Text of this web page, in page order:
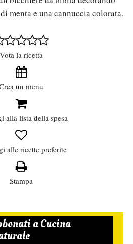
menta e una cannuccia colorata.
Vota la ricetta
Crea un menu
alla lista della spesa
alle ricette preferite
Stampa
a Cucina